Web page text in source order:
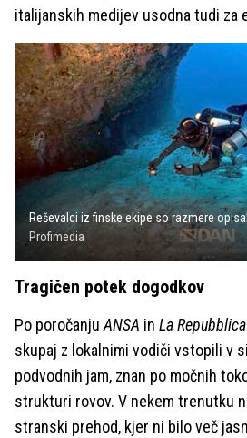
italijanskih medijev usodna tudi za
Reševalci iz finske ekipe so razmere
Profimedia
Tragičen potek dogodkov
Po poročanju ANSA in La Repubblica
skupaj z lokalnimi vodiči vstopili v
podvodnih jam, znan po močnih
strukturi rovov. V nekem trenutku
stranski prehod, kjer ni bilo več